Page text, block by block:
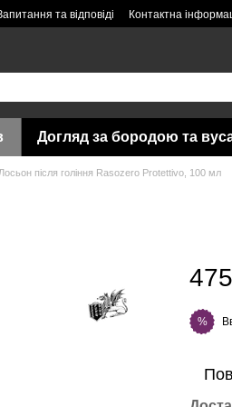
та відповіді
Контактна
Догляд за бородою та
Лосьон після гоління Rasozero Protettivo, 100 мл
%